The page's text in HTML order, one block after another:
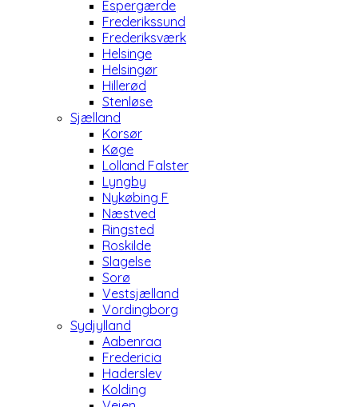
Espergærde
Frederikssund
Frederiksværk
Helsinge
Helsingør
Hillerød
Stenløse
Sjælland
Korsør
Køge
Lolland Falster
Lyngby
Nykøbing F
Næstved
Ringsted
Roskilde
Slagelse
Sorø
Vestsjælland
Vordingborg
Sydjylland
Aabenraa
Fredericia
Haderslev
Kolding